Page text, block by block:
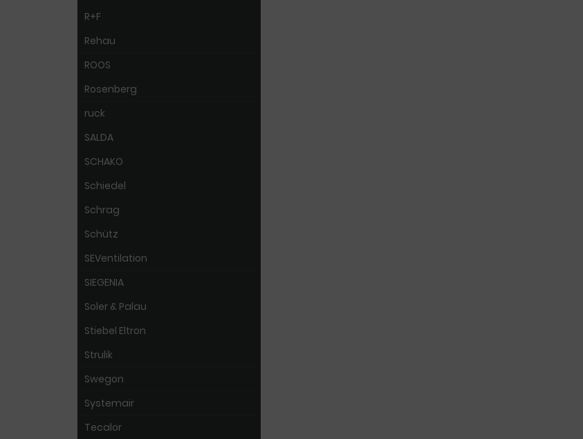
R+F
Rehau
ROOS
Rosenberg
ruck
SALDA
SCHAKO
Schiedel
Schrag
Schütz
SEVentilation
SIEGENIA
Soler & Palau
Stiebel Eltron
Strulik
Swegon
Systemair
Tecalor